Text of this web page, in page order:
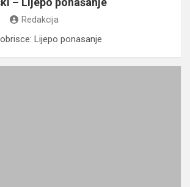
Redakcija
Lijepo ponasanje